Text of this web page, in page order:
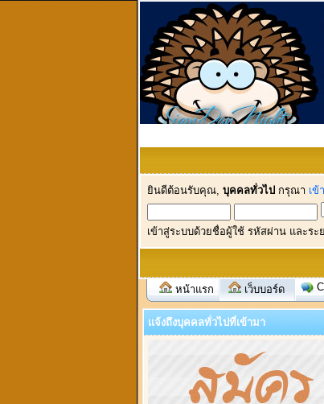
ยินดีต้อนรับคุณ, บุคคลทั่วไป กรุณา เข้
เข้าสู่ระบบด้วยชื่อผู้ใช้ รหัสผ่าน และระ
หน้าแรก เว็บบอร์ด
แจ้งถึงบุคคลทั่วไปที่เข้ามา